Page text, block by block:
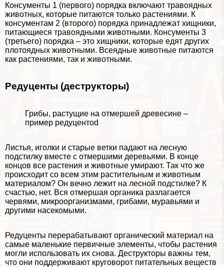
Консументы 1 (первого) порядка включают травоядных
животных, которые питаются только растениями. К
консументам 2 (второго) порядка принадлежат хищники,
питающиеся травоядными животными. Консументы 3
(третьего) порядка – это хищники, которые едят других
плотоядных животными. Всеядные животные питаются
как растениями, так и животными.
Редуценты (деструкторы)
Грибы, растущие на отмершей древесине –
пример редуцентоd
Листья, иголки и старые ветки падают на лесную
подстилку вместе с отмершими деревьями. В конце
концов все растения и животные умирают. Так что же
происходит со всем этим растительным и животным
материалом? Он вечно лежит на лесной подстилке? К
счастью, нет. Вся отмершая органика разлагается
червями, микроорганизмами, грибами, муравьями и
другими насекомыми.
Редуценты переpaбатывают органический материал на
самые маленькие первичные элементы, чтобы растения
могли использовать их снова. Деструкторы важны тем,
что они поддерживают круговорот питательных веществ